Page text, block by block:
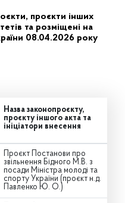
проєкти інших
та розміщені на
08.04.2026 року
Назва законопроєкту,
проєкту іншого акта та
ініціатори внесення
Проєкт Постанови про
звільнення Бідного М.В. з
посади Міністра молоді та
спорту України (проєкт н.д.
Павленко Ю. О.)